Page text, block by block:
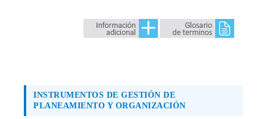
INSTRUMENTOS DE GESTIÓN DE
PLANEAMIENTO Y ORGANIZACIÓN